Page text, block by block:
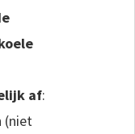
af:
(niet